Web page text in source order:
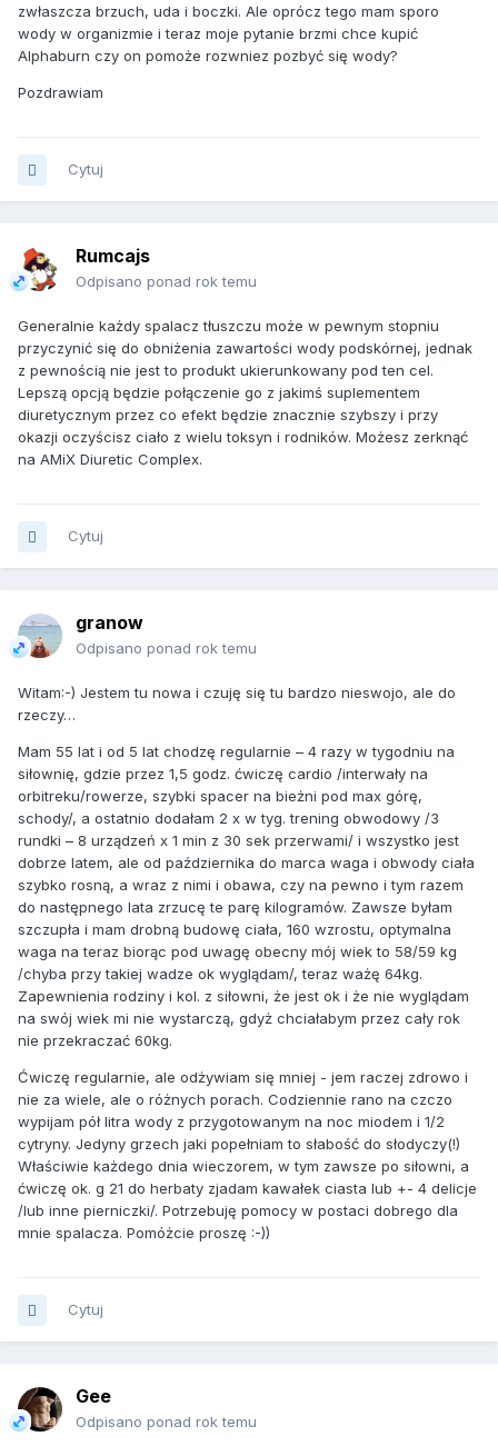
zwłaszcza brzuch, uda i boczki. Ale oprócz tego mam sporo
wody w organizmie i teraz moje pytanie brzmi chce kupić
Alphaburn czy on pomoże rozwniez pozbyć się wody?
Pozdrawiam
Cytuj
Rumcajs
Odpisano ponad rok temu
Generalnie każdy spalacz tłuszczu może w pewnym stopniu
przyczynić się do obniżenia zawartości wody podskórnej, jednak
z pewnością nie jest to produkt ukierunkowany pod ten cel.
Lepszą opcją będzie połączenie go z jakimś suplementem
diuretycznym przez co efekt będzie znacznie szybszy i przy
okazji oczyścisz ciało z wielu toksyn i rodników. Możesz zerknąć
na AMiX Diuretic Complex.
Cytuj
granow
Odpisano ponad rok temu
Witam:-) Jestem tu nowa i czuję się tu bardzo nieswojo, ale do
rzeczy…
Mam 55 lat i od 5 lat chodzę regularnie – 4 razy w tygodniu na
siłownię, gdzie przez 1,5 godz. ćwiczę cardio /interwały na
orbitreku/rowerze, szybki spacer na bieżni pod max górę,
schody/, a ostatnio dodałam 2 x w tyg. trening obwodowy /3
rundki – 8 urządzeń x 1 min z 30 sek przerwami/ i wszystko jest
dobrze latem, ale od października do marca waga i obwody ciała
szybko rosną, a wraz z nimi i obawa, czy na pewno i tym razem
do następnego lata zrzucę te parę kilogramów. Zawsze byłam
szczupła i mam drobną budowę ciała, 160 wzrostu, optymalna
waga na teraz biorąc pod uwagę obecny mój wiek to 58/59 kg
/chyba przy takiej wadze ok wyglądam/, teraz ważę 64kg.
Zapewnienia rodziny i kol. z siłowni, że jest ok i że nie wyglądam
na swój wiek mi nie wystarczą, gdyż chciałabym przez cały rok
nie przekraczać 60kg.
Ćwiczę regularnie, ale odżywiam się mniej - jem raczej zdrowo i
nie za wiele, ale o różnych porach. Codziennie rano na czczo
wypijam pół litra wody z przygotowanym na noc miodem i 1/2
cytryny. Jedyny grzech jaki popełniam to słabość do słodyczy(!)
Właściwie każdego dnia wieczorem, w tym zawsze po siłowni, a
ćwiczę ok. g 21 do herbaty zjadam kawałek ciasta lub +- 4 delicje
/lub inne pierniczki/. Potrzebuję pomocy w postaci dobrego dla
mnie spalacza. Pomóżcie proszę :-))
Cytuj
Gee
Odpisano ponad rok temu